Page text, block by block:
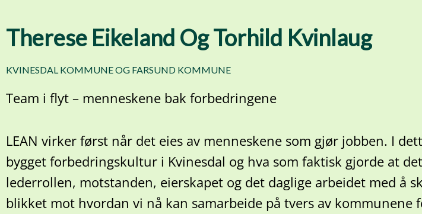
Therese Eikeland Og Torhild Kvinlaug
KVINESDAL KOMMUNE OG FARSUND KOMMUNE
Team i flyt – menneskene bak forbedringene
LEAN virker først når det eies av menneskene som gjør jobben. I
bygget forbedringskultur i Kvinesdal og hva som faktisk gjorde at
lederrollen, motstanden, eierskapet og det daglige arbeidet med å
blikket mot hvordan vi nå kan samarbeide på tvers av